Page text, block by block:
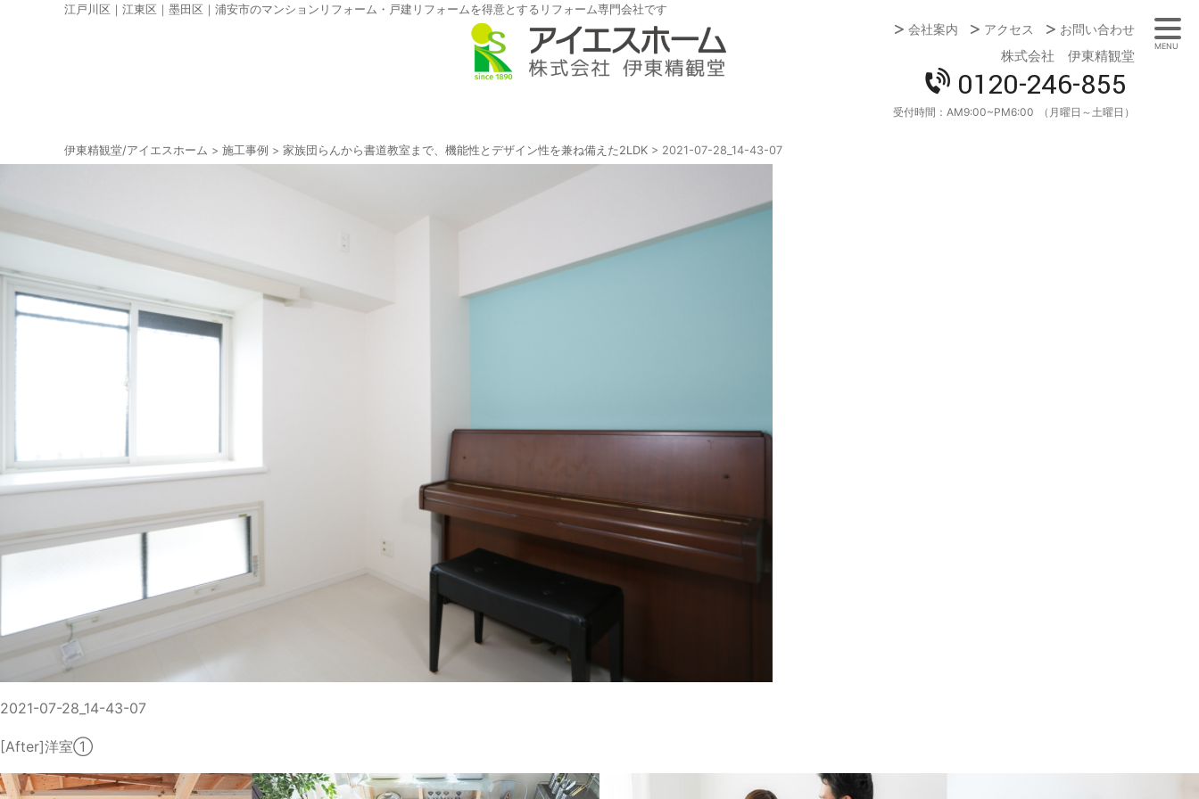
江戸川区｜江東区｜墨田区｜浦安市のマンションリフォーム・戸建リフォームを得意とするリフォーム専門会社です
会社案内
アクセス お問い合わせ
株式会社 伊東精観堂
0120-246-855
受付時間： AM9:00~PM6:00 （月曜日～土曜日）
伊東精観堂/アイエスホーム > 施工事例 > 家族団らんから書道教室まで、機能性とデザイン性を兼ね備えた2LDK > 2021-07-28_14-43-07
2021-07-28_14-43-07
[After]洋室①
MENU